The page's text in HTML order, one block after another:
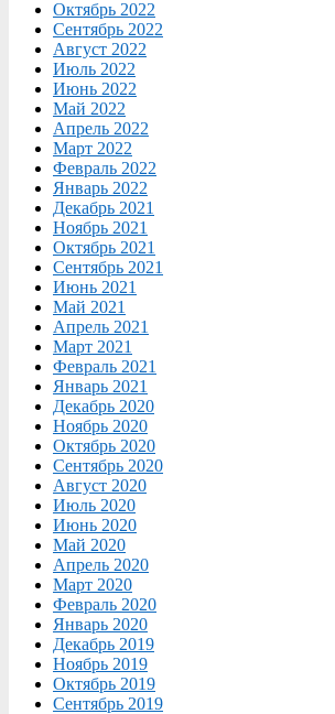
Октябрь 2022
Сентябрь 2022
Август 2022
Июль 2022
Июнь 2022
Май 2022
Апрель 2022
Март 2022
Февраль 2022
Январь 2022
Декабрь 2021
Ноябрь 2021
Октябрь 2021
Сентябрь 2021
Июнь 2021
Май 2021
Апрель 2021
Март 2021
Февраль 2021
Январь 2021
Декабрь 2020
Ноябрь 2020
Октябрь 2020
Сентябрь 2020
Август 2020
Июль 2020
Июнь 2020
Май 2020
Апрель 2020
Март 2020
Февраль 2020
Январь 2020
Декабрь 2019
Ноябрь 2019
Октябрь 2019
Сентябрь 2019